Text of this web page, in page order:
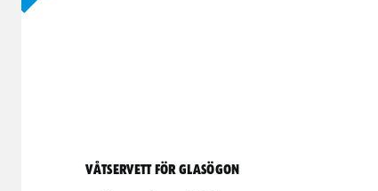
Våtservett för glasögon